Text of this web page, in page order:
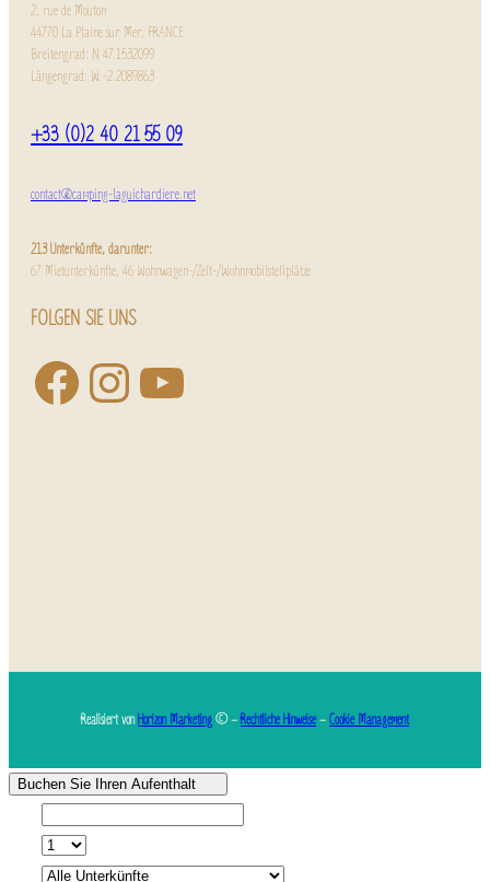
2, rue de Mouton
44770 La Plaine sur Mer, FRANCE
Breitengrad: N 47.1532099
Längengrad: W -2.2089863
+33 (0)2 40 21 55 09
contact@camping-laguichardiere.net
213 Unterkünfte, darunter:
67 Mietunterkünfte, 46 Wohnwagen-/Zelt-/Wohnmobilstellplätze
FOLGEN SIE UNS
Realisiert vonHorizon Marketing© –Rechtliche Hinweise–Cookie Management
Buchen Sie Ihren Aufenthalt